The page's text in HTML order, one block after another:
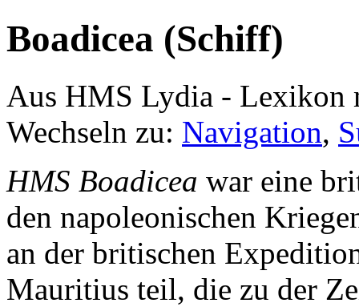
Boadicea (Schiff)
Aus HMS Lydia - Lexikon
Wechseln zu: Navigation,
HMS Boadicea war eine
den napoleonischen
an der britischen
Mauritius teil, die zu der